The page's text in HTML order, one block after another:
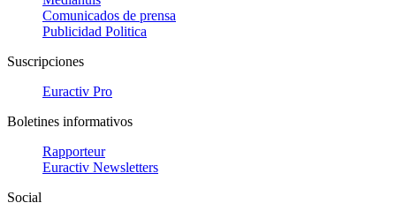
Comunicados de prensa
Publicidad Politica
Suscripciones
Euractiv Pro
Boletines informativos
Rapporteur
Euractiv Newsletters
Social